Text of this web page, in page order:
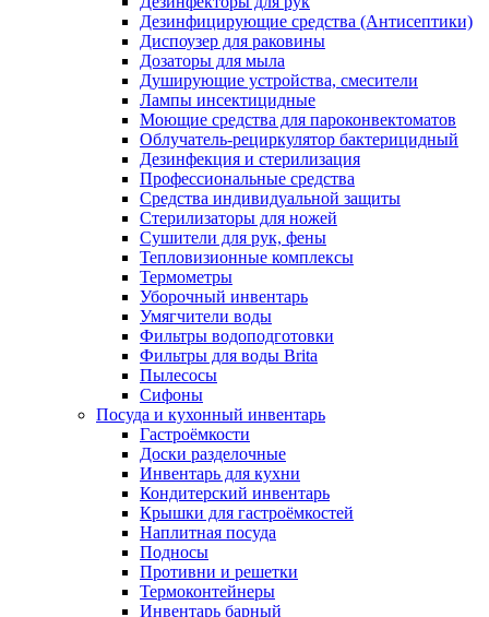
Дезинфицирующие средства (Антисептики)
Диспоузер для раковины
Дозаторы для мыла
Душирующие устройства, смесители
Лампы инсектицидные
Моющие средства для пароконвектоматов
Облучатель-рециркулятор бактерицидный
Дезинфекция и стерилизация
Профессиональные средства
Средства индивидуальной защиты
Стерилизаторы для ножей
Сушители для рук, фены
Тепловизионные комплексы
Термометры
Уборочный инвентарь
Умягчители воды
Фильтры водоподготовки
Фильтры для воды Brita
Пылесосы
Сифоны
Посуда и кухонный инвентарь
Гастроёмкости
Доски разделочные
Инвентарь для кухни
Кондитерский инвентарь
Крышки для гастроёмкостей
Наплитная посуда
Подносы
Противни и решетки
Термоконтейнеры
Инвентарь барный